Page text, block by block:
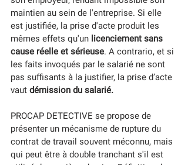
maintien au sein de l'entreprise. Si elle
est justifiée, la prise d'acte produit les
mêmes effets qu'un licenciement sans
cause réelle et sérieuse. A contrario, et si
les faits invoqués par le salarié ne sont
pas suffisants à la justifier, la prise d’acte
vaut démission du salarié.
PROCAP DETECTIVE se propose de
présenter un mécanisme de rupture du
contrat de travail souvent méconnu, mais
qui peut être à double tranchant s'il est